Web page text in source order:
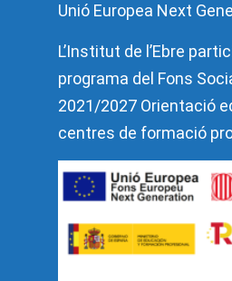
Unió Europea Next
L’Institut de l’Ebre
programa del Fons
2021/2027 Orientació
centres de formació